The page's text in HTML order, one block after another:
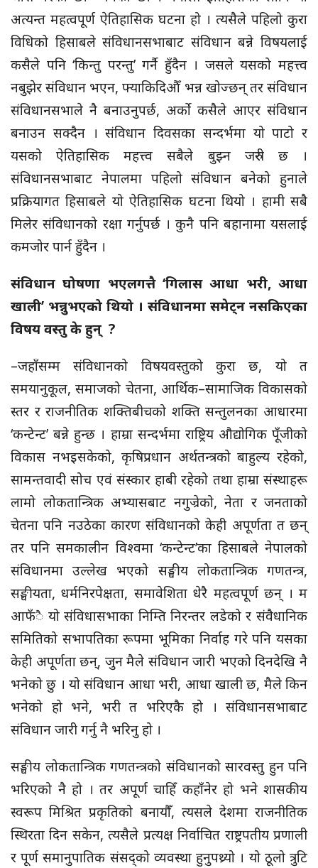
अत्यन्त महत्वपूर्ण ऐतिहासिक घटना हो । त्यसैले पहिलो कुरा
विधिको हिसाबले संविधानसभाबाट संविधान बन्ने विषयलाई
कसैले पनि ‘किन्तु परन्तु’ गर्नै हुँदैन । जसले यसको महत्त्व
नबुझेर संविधान भएन, फ्याकिदिऔँ भन्न खोज्छन् तर संविधान
संविधानसभाले नै बनाउनुपर्छ, अर्को कसैले आएर संविधान
बनाउन सक्दैन । संविधान दिवसका सन्दर्भमा यो पाटो र
यसको ऐतिहासिक महत्त्व सबैले बुझ्न जरुरी छ ।
संविधानसभाबाट नेपालमा पहिलो संविधान बनेको हुनाले
प्रक्रियागत हिसाबले यो ऐतिहासिक घटना थियो । हामी सबै
मिलेर संविधानको रक्षा गर्नुपर्छ । कुनै पनि बहानामा यसलाई
कमजोर पार्न हुँदैन ।
संविधान घोषणा भएलगत्तै ‘गिलास आधा भरी, आधा
खाली’ भन्नुभएको थियो । संविधानमा समेट्न नसकिएका
विषय वस्तु के हुन् ?
–जहाँसम्म संविधानको विषयवस्तुको कुरा छ, यो त
समयानुकूल, समाजको चेतना, आर्थिक–सामाजिक विकासको
स्तर र राजनीतिक शक्तिबीचको शक्ति सन्तुलनका आधारमा
‘कन्टेन्ट’ बन्ने हुन्छ । हाम्रा सन्दर्भमा राष्ट्रिय औद्योगिक पूँजीको
विकास नभइसकेको, कृषिप्रधान अर्थतन्त्रको बाहुल्य रहेको,
सामन्तवादी सोच एवं संस्कार हाबी रहेको तथा हाम्रा संस्थाहरू
लामो लोकतान्त्रिक अभ्यासबाट नगुज्रेको, नेता र जनताको
चेतना पनि नउठेका कारण संविधानको केही अपूर्णता त छन्
तर पनि समकालीन विश्वमा ‘कन्टेन्ट’का हिसाबले नेपालको
संविधानमा उल्लेख भएको सङ्घीय लोकतान्त्रिक गणतन्त्र,
सङ्घीयता, धर्मनिरपेक्षता, समावेशिता धेरै महत्वपूर्ण छन् । म
आफँै यो संविधासभाका निम्ति निरन्तर लडेको र संवैधानिक
समितिको सभापतिका रूपमा भूमिका निर्वाह गरे पनि यसका
केही अपूर्णता छन्, जुन मैले संविधान जारी भएको दिनदेखि नै
भनेको छु । यो संविधान आधा भरी, आधा खाली छ, मैले किन
भनेको हो भने, भरी त भरिएकै हो । संविधानसभाबाट
संविधान जारी गर्नु नै भरिनु हो ।
सङ्घीय लोकतान्त्रिक गणतन्त्रको संविधानको सारवस्तु हुन पनि
भरिएको नै हो । तर अपूर्ण चाहिँ कहाँनेर हो भने शासकीय
स्वरूप मिश्रित प्रकृतिको बनायौँ, त्यसले देशमा राजनीतिक
स्थिरता दिन सकेन, त्यसैले प्रत्यक्ष निर्वाचित राष्ट्रपतीय प्रणाली
र पूर्ण समानुपातिक संसद्को व्यवस्था हुनुपथ्र्यो । यो ठूलो त्रुटि